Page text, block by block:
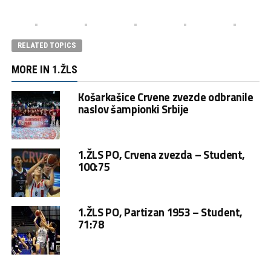
RELATED TOPICS
MORE IN 1.ŽLS
Košarkašice Crvene zvezde odbranile
naslov šampionki Srbije
1.ŽLS PO, Crvena zvezda – Student,
100:75
1.ŽLS PO, Partizan 1953 – Student,
71:78